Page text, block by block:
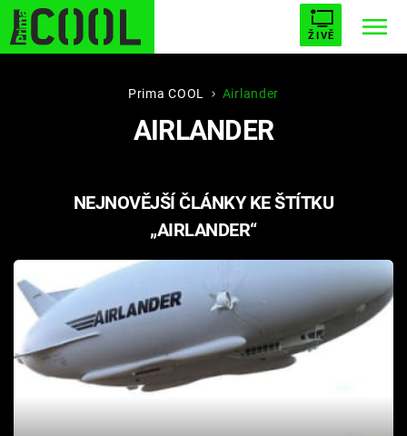
ŽIVĚ
STARHOUSE BUFFY, PŘEMOŽITELKA UPÍRŮ
PLNEJ KOTEL AVENGERS 5
Filmy
Seriály
Hry
Cool Esport
Prima COOL Airlander
AIRLANDER
NEJNOVĚJŠÍ ČLÁNKY KE ŠTÍTKU
„AIRLANDER“